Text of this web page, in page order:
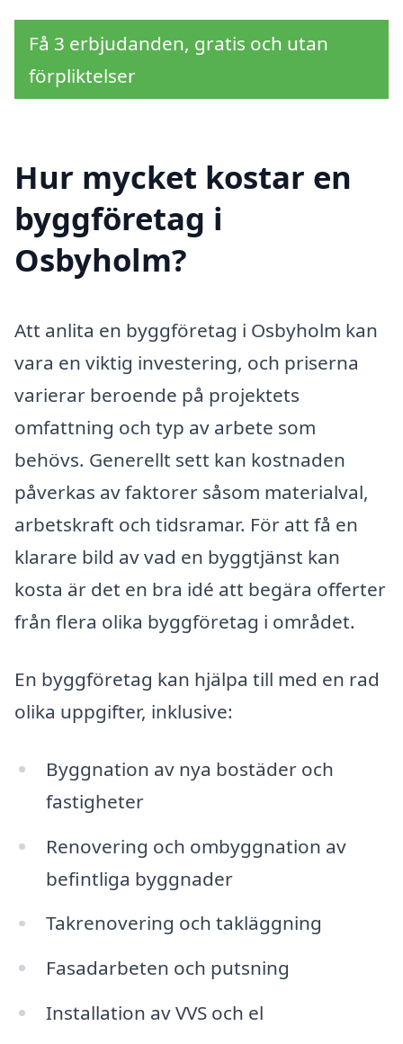
Få 3 erbjudanden, gratis och utan
förpliktelser
Hur mycket kostar en
byggföretag i
Osbyholm?
Att anlita en byggföretag i Osbyholm kan
vara en viktig investering, och priserna
varierar beroende på projektets
omfattning och typ av arbete som
behövs. Generellt sett kan kostnaden
påverkas av faktorer såsom materialval,
arbetskraft och tidsramar. För att få en
klarare bild av vad en byggtjänst kan
kosta är det en bra idé att begära offerter
från flera olika byggföretag i området.
En byggföretag kan hjälpa till med en rad
olika uppgifter, inklusive:
Byggnation av nya bostäder och
fastigheter
Renovering och ombyggnation av
befintliga byggnader
Takrenovering och takläggning
Fasadarbeten och putsning
Installation av VVS och el